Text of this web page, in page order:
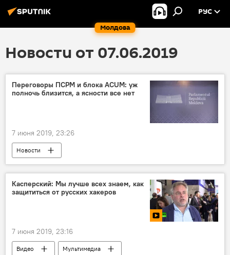
Молдова
РУС
Новости от 07.06.2019
Переговоры ПСРМ и блока ACUM: уж
полночь близится, а ясности все нет
7 июня 2019, 23:26
Новости
Касперский: Мы лучше всех знаем, как
защититься от русских хакеров
7 июня 2019, 23:16
Видео Мультимедиа